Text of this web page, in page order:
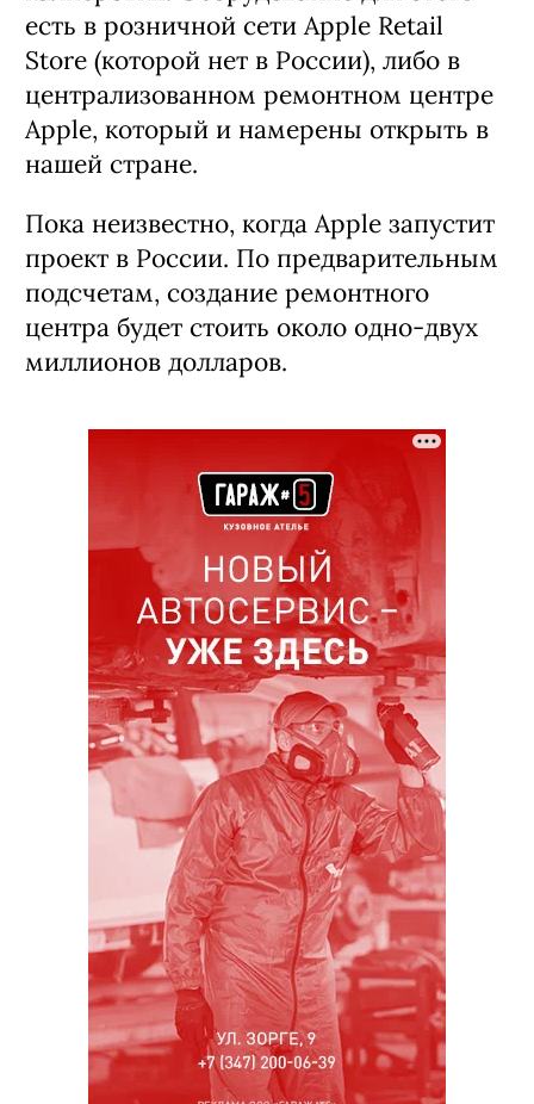
есть в розничной сети Apple Retail
Store (которой нет в России), либо в
централизованном ремонтном центре
Apple, который и намерены открыть в
нашей стране.
Пока неизвестно, когда Apple запустит
проект в России. По предварительным
подсчетам, создание ремонтного
центра будет стоить около одно-двух
миллионов долларов.